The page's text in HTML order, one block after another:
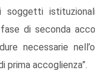
soggetti
di seconda
necessarie
accoglienza”.